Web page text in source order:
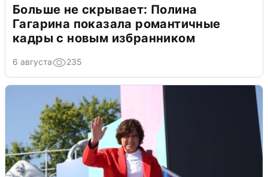
Больше не скрывает: Полина
Гагарина показала романтичные
кадры с новым избранником
6 августа 235